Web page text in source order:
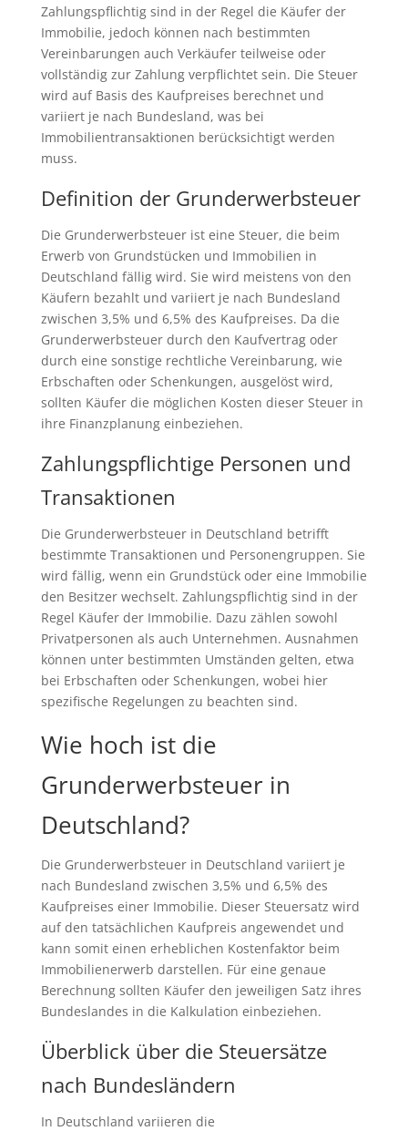
Zahlungspflichtig sind in der Regel die Käufer der
Immobilie, jedoch können nach bestimmten
Vereinbarungen auch Verkäufer teilweise oder
vollständig zur Zahlung verpflichtet sein. Die Steuer
wird auf Basis des Kaufpreises berechnet und
variiert je nach Bundesland, was bei
Immobilientransaktionen berücksichtigt werden
muss.
Definition der Grunderwerbsteuer
Die Grunderwerbsteuer ist eine Steuer, die beim
Erwerb von Grundstücken und Immobilien in
Deutschland fällig wird. Sie wird meistens von den
Käufern bezahlt und variiert je nach Bundesland
zwischen 3,5% und 6,5% des Kaufpreises. Da die
Grunderwerbsteuer durch den Kaufvertrag oder
durch eine sonstige rechtliche Vereinbarung, wie
Erbschaften oder Schenkungen, ausgelöst wird,
sollten Käufer die möglichen Kosten dieser Steuer in
ihre Finanzplanung einbeziehen.
Zahlungspflichtige Personen und
Transaktionen
Die Grunderwerbsteuer in Deutschland betrifft
bestimmte Transaktionen und Personengruppen. Sie
wird fällig, wenn ein Grundstück oder eine Immobilie
den Besitzer wechselt. Zahlungspflichtig sind in der
Regel Käufer der Immobilie. Dazu zählen sowohl
Privatpersonen als auch Unternehmen. Ausnahmen
können unter bestimmten Umständen gelten, etwa
bei Erbschaften oder Schenkungen, wobei hier
spezifische Regelungen zu beachten sind.
Wie hoch ist die
Grunderwerbsteuer in
Deutschland?
Die Grunderwerbsteuer in Deutschland variiert je
nach Bundesland zwischen 3,5% und 6,5% des
Kaufpreises einer Immobilie. Dieser Steuersatz wird
auf den tatsächlichen Kaufpreis angewendet und
kann somit einen erheblichen Kostenfaktor beim
Immobilienerwerb darstellen. Für eine genaue
Berechnung sollten Käufer den jeweiligen Satz ihres
Bundeslandes in die Kalkulation einbeziehen.
Überblick über die Steuersätze
nach Bundesländern
In Deutschland variieren die